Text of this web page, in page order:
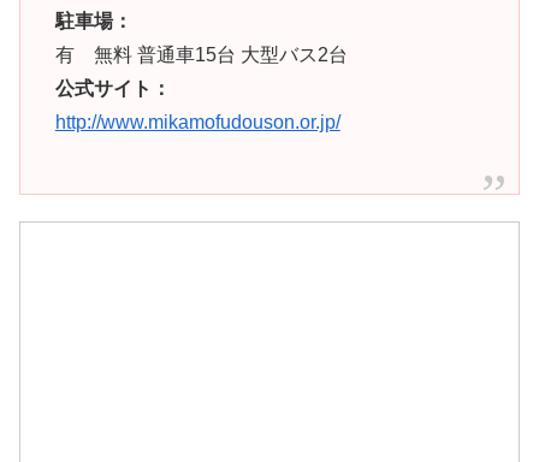
駐車場：
有 無料 普通車15台 大型バス2台
公式サイト：
http://www.mikamofudouson.or.jp/